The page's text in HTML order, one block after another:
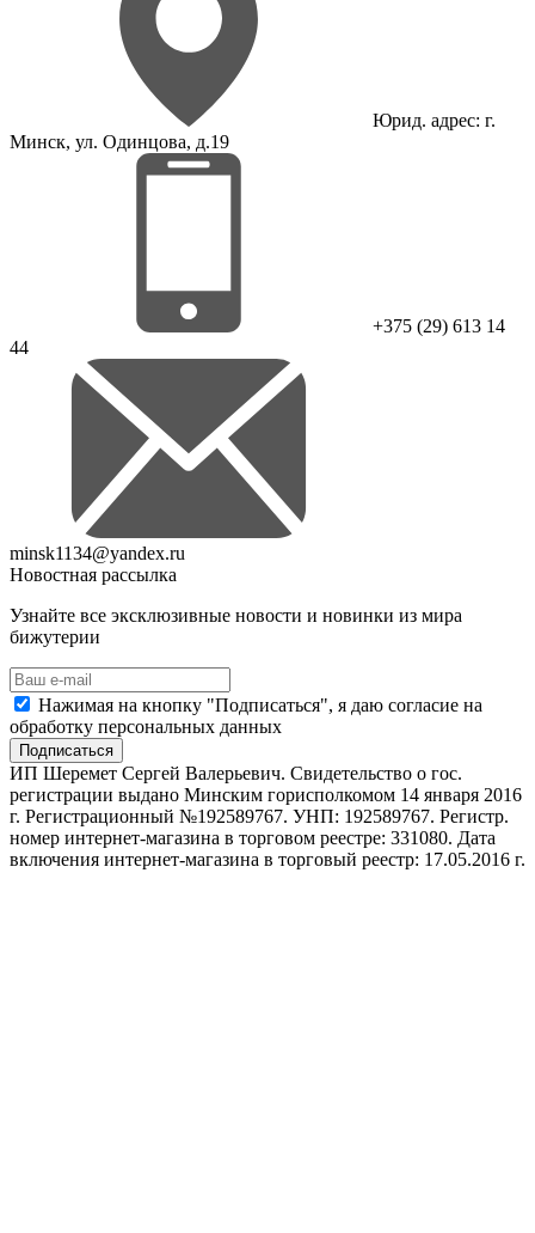
Юрид. адрес: г.
Минск, ул. Одинцова, д.19
+375 (29) 613 14
44
minsk1134@yandex.ru
Новостная рассылка
Узнайте все эксклюзивные новости и новинки из мира
бижутерии
Нажимая на кнопку "Подписаться", я даю согласие на
обработку персональных данных
Подписаться
ИП Шеремет Сергей Валерьевич. Свидетельство о гос.
регистрации выдано Минским горисполкомом 14 января 2016
г. Регистрационный №192589767. УНП: 192589767. Регистр.
номер интернет-магазина в торговом реестре: 331080. Дата
включения интернет-магазина в торговый реестр: 17.05.2016 г.